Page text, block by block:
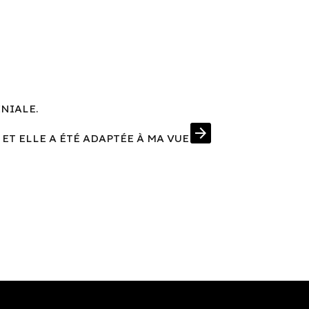
ELLE A ÉTÉ ADAPTÉE À MA VUE arrow_forward